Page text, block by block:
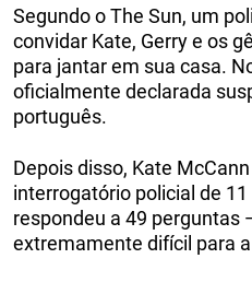
Segundo o The Sun, um
convidar Kate, Gerry e os
para jantar em sua casa.
oficialmente declarada
português.
Depois disso, Kate
interrogatório policial de 11
respondeu a 49 perguntas
extremamente difícil para